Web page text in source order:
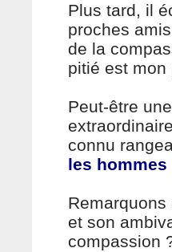
Plus tard, il
proches
de la
pitié est mon
Peut-être
connu
les hommes
et son
compassion